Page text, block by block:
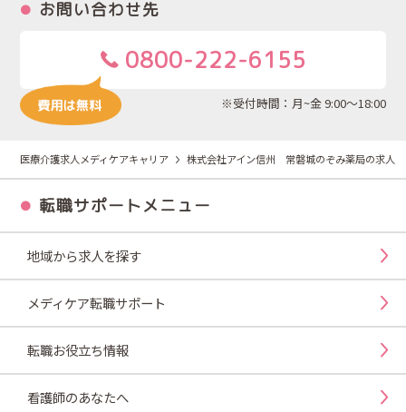
お問い合わせ先
0800-222-6155
※受付時間：月~金 9:00～18:00
医療介護求人メディケアキャリア 株式会社アイン信州 常磐城のぞみ薬局の求人
転職サポートメニュー
地域から求人を探す
メディケア転職サポート
転職お役立ち情報
看護師のあなたへ